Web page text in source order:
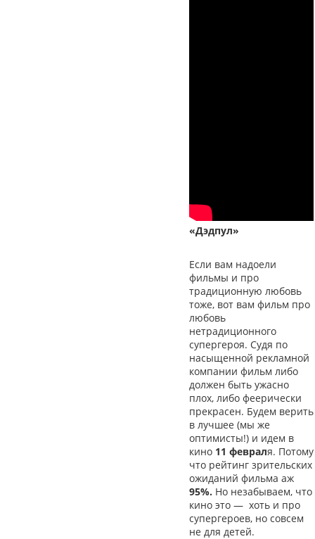
«Дэдпул»
Если вам надоели
фильмы и про
традиционную любовь
тоже, вот вам фильм про
любовь
нетрадиционного
супергероя. Судя по
насыщенной рекламной
компании фильм либо
должен быть ужасно
плох, либо феерически
прекрасен. Будем верить
в лучшее (мы же
оптимисты!) и идем в
кино 11 февраля. Потому
что рейтинг зрительских
ожиданий фильма аж
95%. Но незабываем, что
кино это — хоть и про
супергероев, но совсем
не для детей.